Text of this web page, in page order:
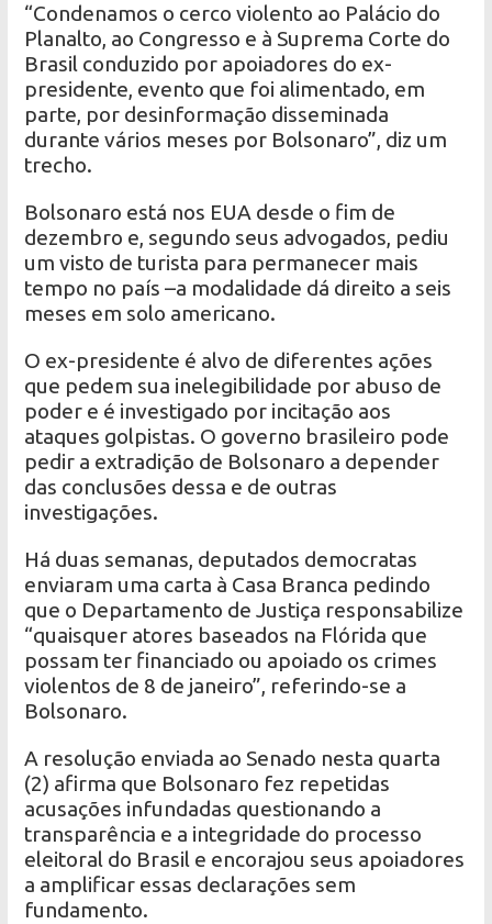
“Condenamos o cerco violento ao Palácio do
Planalto, ao Congresso e à Suprema Corte do
Brasil conduzido por apoiadores do ex-
presidente, evento que foi alimentado, em
parte, por desinformação disseminada
durante vários meses por Bolsonaro”, diz um
trecho.
Bolsonaro está nos EUA desde o fim de
dezembro e, segundo seus advogados, pediu
um visto de turista para permanecer mais
tempo no país –a modalidade dá direito a seis
meses em solo americano.
O ex-presidente é alvo de diferentes ações
que pedem sua inelegibilidade por abuso de
poder e é investigado por incitação aos
ataques golpistas. O governo brasileiro pode
pedir a extradição de Bolsonaro a depender
das conclusões dessa e de outras
investigações.
Há duas semanas, deputados democratas
enviaram uma carta à Casa Branca pedindo
que o Departamento de Justiça responsabilize
“quaisquer atores baseados na Flórida que
possam ter financiado ou apoiado os crimes
violentos de 8 de janeiro”, referindo-se a
Bolsonaro.
A resolução enviada ao Senado nesta quarta
(2) afirma que Bolsonaro fez repetidas
acusações infundadas questionando a
transparência e a integridade do processo
eleitoral do Brasil e encorajou seus apoiadores
a amplificar essas declarações sem
fundamento.